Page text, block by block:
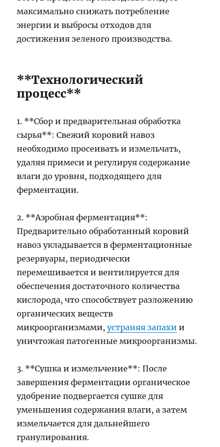
максимально снижать потребление
энергии и выбросы отходов для
достижения зеленого производства.
**Технологический
процесс**
1. **Сбор и предварительная обработка
сырья**: Свежий коровий навоз
необходимо просеивать и измельчать,
удаляя примеси и регулируя содержание
влаги до уровня, подходящего для
ферментации.
2. **Аэробная ферментация**:
Предварительно обработанный коровий
навоз укладывается в ферментационные
резервуары, периодически
перемешивается и вентилируется для
обеспечения достаточного количества
кислорода, что способствует разложению
органических веществ
микроорганизмами,устраняя запахи и
уничтожая патогенные микроорганизмы.
3. **Сушка и измельчение**: После
завершения ферментации органическое
удобрение подвергается сушке для
уменьшения содержания влаги, а затем
измельчается для дальнейшего
гранулирования.